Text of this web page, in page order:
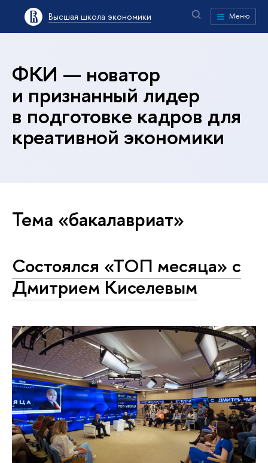
Высшая школа экономики Меню
ФКИ — новатор
и признанный лидер
в подготовке кадров для
креативной экономики
Тема «бакалавриат»
Состоялся «ТОП месяца» с
Дмитрием Киселевым